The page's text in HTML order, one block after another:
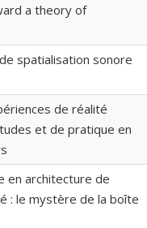
a theory of
spatialisation sonore
de réalité
et de pratique en
en architecture de
: le mystère de la boîte